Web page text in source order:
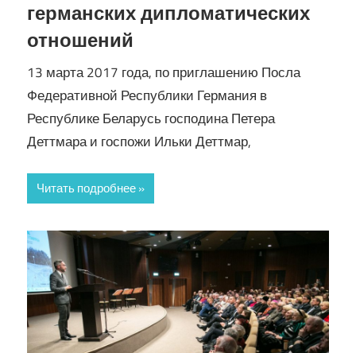
германских дипломатических
отношений
13 марта 2017 года, по приглашению Посла
Федеративной Республики Германия в
Республике Беларусь господина Петера
Деттмара и госпожи Ильки Деттмар,
Читать подробнее